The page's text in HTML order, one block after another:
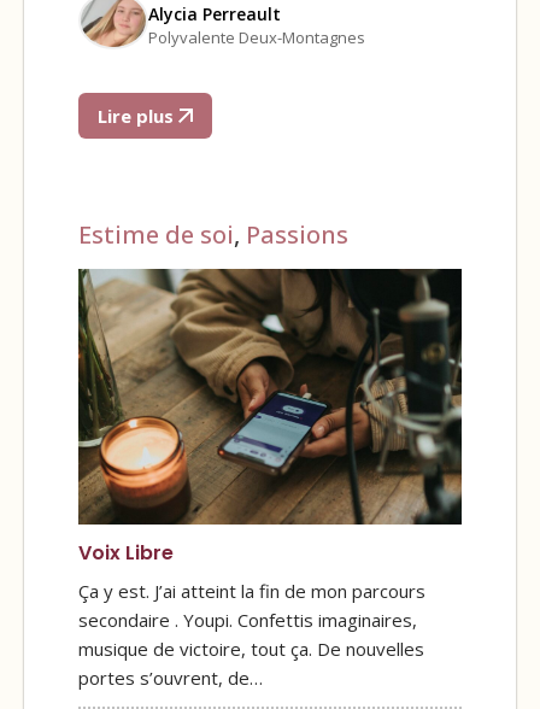
Alycia Perreault
Polyvalente Deux-Montagnes
Lire plus
Estime de soi, Passions
Voix Libre
Ça y est. J’ai atteint la fin de mon parcours
secondaire . Youpi. Confettis imaginaires,
musique de victoire, tout ça. De nouvelles
portes s’ouvrent, de…